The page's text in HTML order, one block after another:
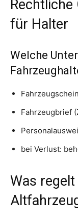
für Halter
Welche
Fahrzeugbrief
bei Verlust:
Was regelt